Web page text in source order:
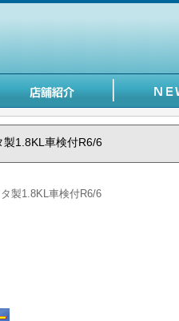
1.8KL車検付R6/6
製1.8KL車検付R6/6